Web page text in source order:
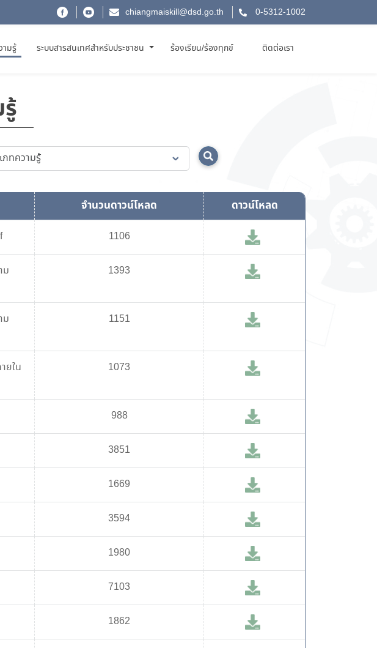
chiangmaiskill@dsd.go.th 0-5312-1002
มรู้ ระบบสารสนเทศสำหรับประชาชน ร้องเรียน/ร้องทุกข์ ติดต่อเรา
จำนวนดาวน์โหลด ดาวน์โหลด
1106
ม
1393
ม
1151
ยใน
1073
988
3851
1669
3594
1980
7103
1862